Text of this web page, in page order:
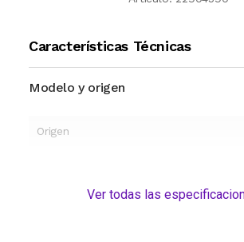
Características Técnicas
Modelo y origen
Origen
Ver todas las